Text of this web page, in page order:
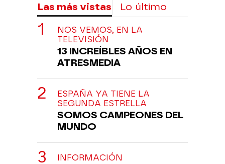
Las más vistas Lo último
NOS VEMOS, EN LA
TELEVISIÓN
13 INCREÍBLES AÑOS EN
ATRESMEDIA
ESPAÑA YA TIENE LA
SEGUNDA ESTRELLA
SOMOS CAMPEONES DEL
MUNDO
INFORMACIÓN